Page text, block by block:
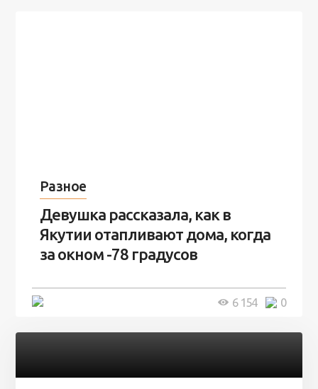
Разное
Девушка рассказала, как в
Якутии отапливают дома, когда
за окном -78 градусов
0
6 154